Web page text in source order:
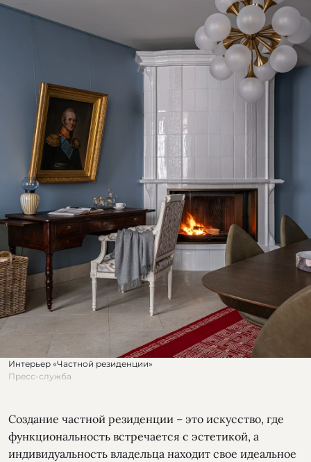
Интерьер «Частной резиденции»
Пресс-служба
Создание частной резиденции – это искусство, где
функциональность встречается с эстетикой, а
индивидуальность владельца находит свое идеальное